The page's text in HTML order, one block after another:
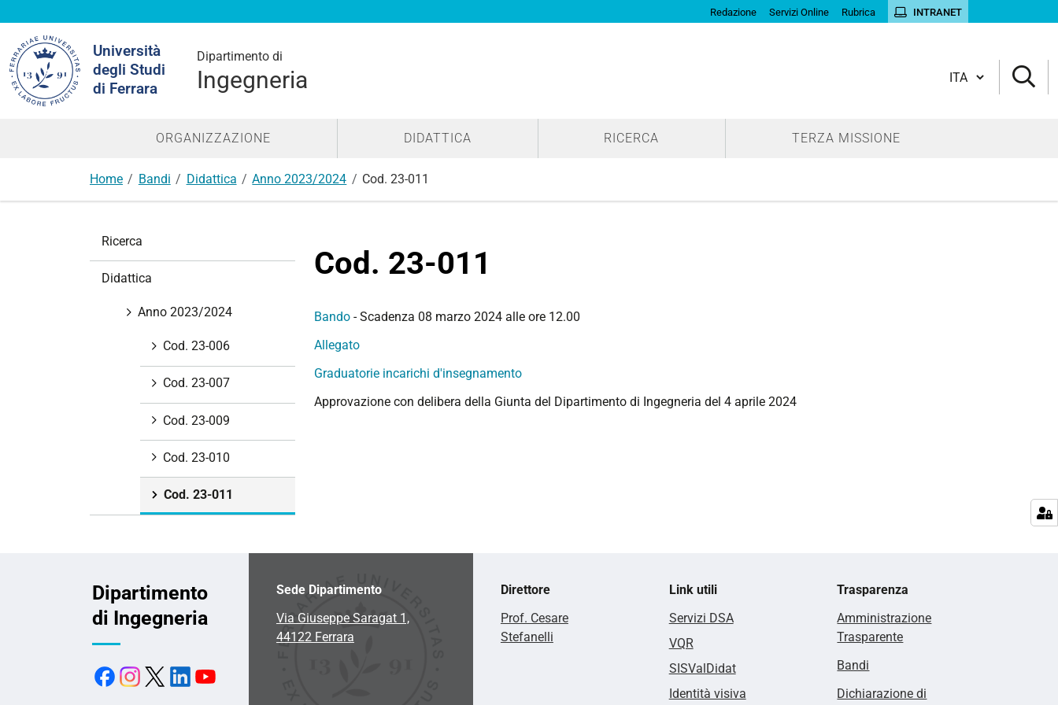
Redazione Servizi Online Rubrica INTRANET
Università
degli Studi
di Ferrara
Dipartimento di
Ingegneria
nel
sito
Cambia lingua
ORGANIZZAZIONE DIDATTICA RICERCA TERZA MISSIONE
Home Bandi Didattica Anno 2023/2024 Cod. 23-011
Cod. 23-011
Bando -Scadenza 08 marzo 2024 alle ore 12.00
Allegato
Graduatorie incarichi d'insegnamento
Approvazione con delibera della Giunta del Dipartimento di Ingegneria del 4 aprile 2024
Ricerca
Didattica
Anno 2023/2024
Cod. 23-006
Cod. 23-007
Cod. 23-009
Cod. 23-010
Cod. 23-011
Dipartimento
di Ingegneria
Sede Dipartimento
Via Giuseppe Saragat 1,
44122 Ferrara
Direttore
Prof. Cesare
Stefanelli
Link utili
Servizi DSA
VQR
SISValDidat
Identità visiva
Trasparenza
Amministrazione
Trasparente
Bandi
Dichiarazione di